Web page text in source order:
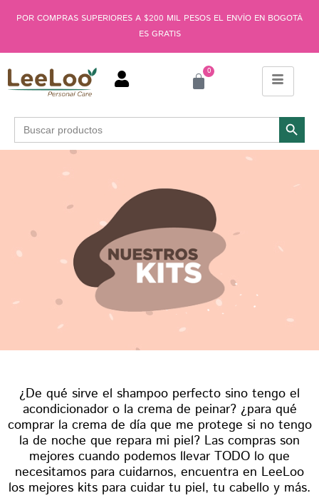
POR COMPRAS SUPERIORES A $200 MIL PESOS EL ENVÍO EN BOGOTÁ
ES GRATIS
0
Buscar: Botón de
¿De qué sirve el shampoo perfecto sino tengo el
acondicionador o la crema de peinar? ¿para qué
comprar la crema de día que me protege si no tengo
la de noche que repara mi piel? Las compras son
mejores cuando podemos llevar TODO lo que
necesitamos para cuidarnos, encuentra en LeeLoo
los mejores kits para cuidar tu piel, tu cabello y más.